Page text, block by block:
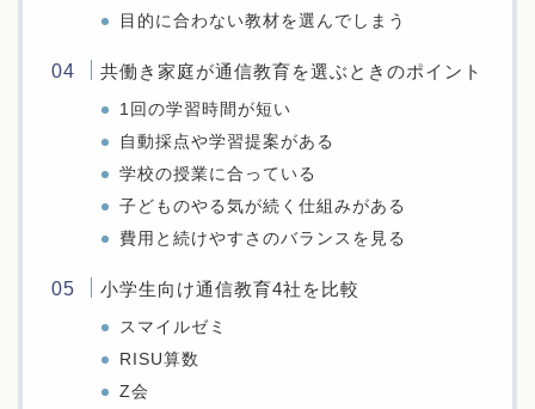
目的に合わない教材を選んでしまう
共働き家庭が通信教育を選ぶときのポイント
1回の学習時間が短い
自動採点や学習提案がある
学校の授業に合っている
子どものやる気が続く仕組みがある
費用と続けやすさのバランスを見る
小学生向け通信教育4社を比較
スマイルゼミ
RISU算数
Z会